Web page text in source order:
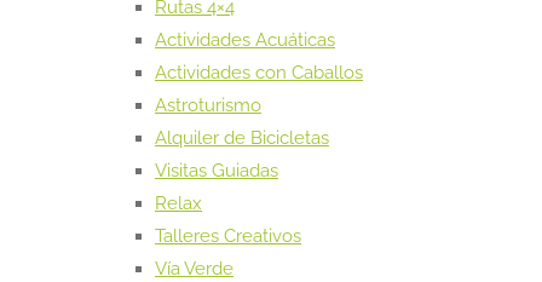
Rutas 4×4
Actividades Acuáticas
Actividades con Caballos
Astroturismo
Alquiler de Bicicletas
Visitas Guiadas
Relax
Talleres Creativos
Vía Verde